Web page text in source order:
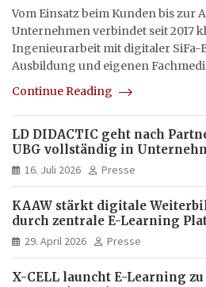
Vom Einsatz beim Kunden bis zur
Unternehmen verbindet seit 2017
Ingenieurarbeit mit digitaler SiFa-
Ausbildung und eigenen
Continue Reading
LD DIDACTIC geht nach
UBG vollständig in
16. Juli 2026 Presse
KAAW stärkt digitale
durch zentrale E-Learning
29. April 2026 Presse
X-CELL launcht E-Learning